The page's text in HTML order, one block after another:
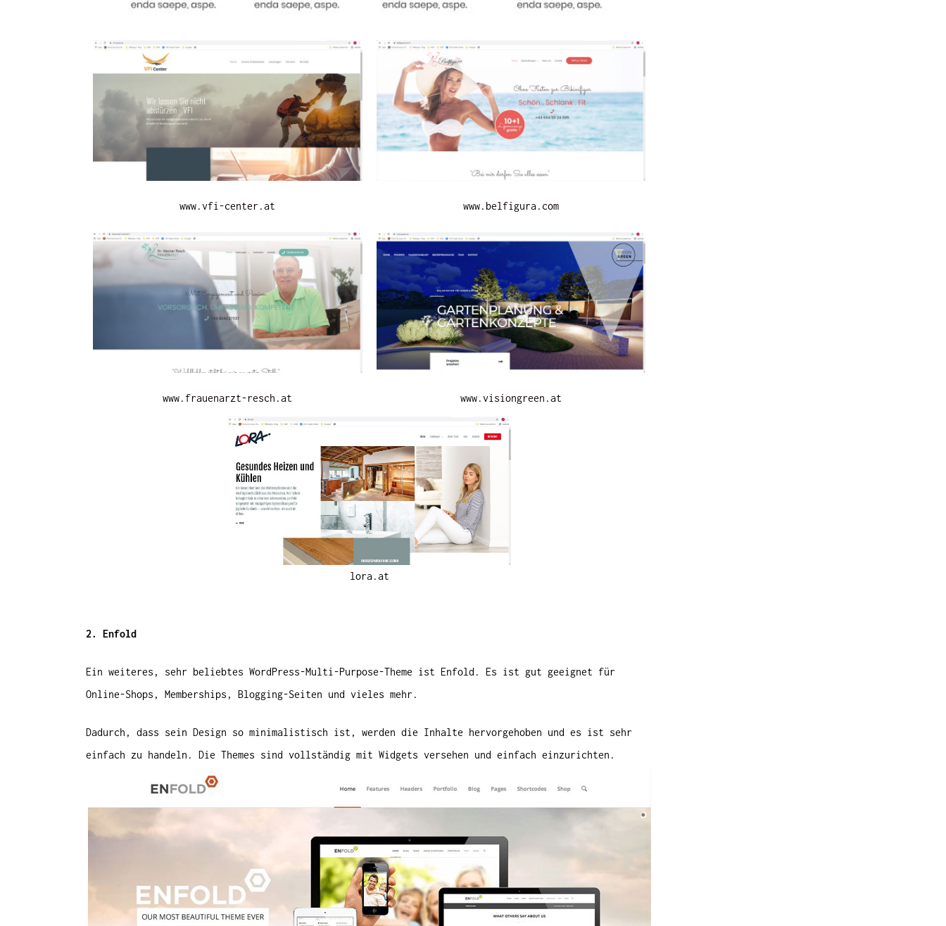
www.vfi-center.at www.belfigura.com
www.frauenarzt-resch.at www.visiongreen.at
lora.at
2. Enfold
Ein weiteres, sehr beliebtes WordPress-Multi-Purpose-Theme ist Enfold. Es ist gut geeignet für
Online-Shops, Memberships, Blogging-Seiten und vieles mehr.
Dadurch, dass sein Design so minimalistisch ist, werden die Inhalte hervorgehoben und es ist sehr
einfach zu handeln. Die Themes sind vollständig mit Widgets versehen und einfach einzurichten.